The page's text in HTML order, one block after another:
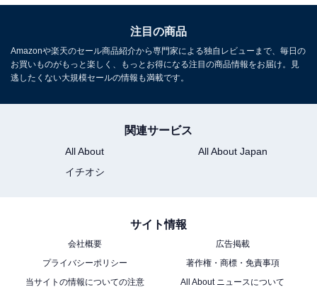
チボット 学習リモコン 温湿度計機能付き 光センサー付き
操作 節電·省エネ Google Home IFTTT Siri SmartThings
に対応 Hub2
Amazonで見る
SwitchBot「防犯カメラ」
【Compatible with Alexa認定】SwitchBot 防犯カメラ
容量バッテリー 取付簡単 夜間カラー撮影 動体検知 双方向
注目の商品
Amazonや楽天のセール商品紹介から専門家による独自レビューまで、毎日の
お買いものがもっと楽しく、もっとお得になる注目の商品情報をお届け。見
逃したくない大規模セールの情報も満載です。
関連サービス
All About
All About Japan
イチオシ
サイト情報
会社概要
広告掲載
プライバシーポリシー
著作権・商標・免責事項
当サイトの情報についての注意
All About ニュースについて